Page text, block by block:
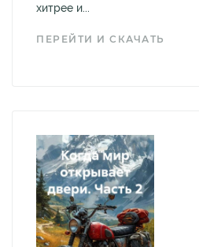
хитрее и...
ПЕРЕЙТИ И СКАЧАТЬ